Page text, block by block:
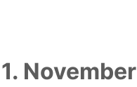
November